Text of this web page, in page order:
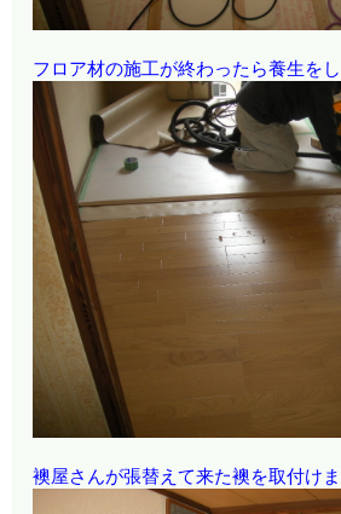
フロア材の施工が終わったら養生をし
襖屋さんが張替えて来た襖を取付けま